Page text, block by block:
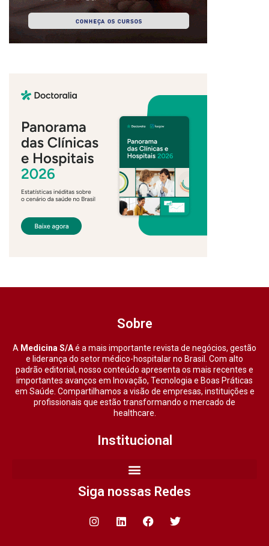
Sobre
A Medicina S/Aé a mais importante revista de negócios, gestão
e liderança do setor médico-hospitalar no Brasil. Com alto
padrão editorial, nosso conteúdo apresenta os mais recentes e
importantes avanços em Inovação, Tecnologia e Boas Práticas
em Saúde. Compartilhamos a visão de empresas, instituições e
profissionais que estão transformando o mercado de
healthcare.
Institucional
Siga nossas Redes